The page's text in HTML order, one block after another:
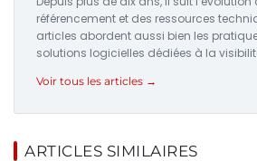
référencement et des ressources
articles abordent aussi bien les
solutions logicielles dédiées à la
Voir tous les articles →
ARTICLES SIMILAIRES